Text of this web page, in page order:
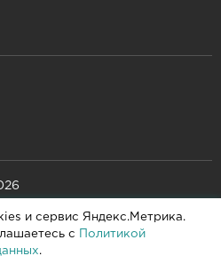
и сервис Яндекс.Метрика.
с
Политикой
.